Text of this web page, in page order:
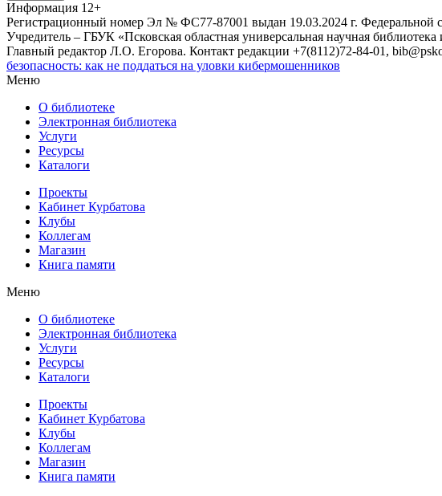
Информация 12+
Регистрационный номер Эл № ФС77-87001 выдан 19.03.2024 г. Федеральной
Учредитель – ГБУК «Псковская областная универсальная научная
Главный редактор Л.О. Егорова. Контакт редакции +7(8112)72-84-01,
безопасность: как не поддаться на уловки кибермошенников
Меню
О библиотеке
Электронная библиотека
Услуги
Ресурсы
Каталоги
Проекты
Кабинет Курбатова
Клубы
Коллегам
Магазин
Книга памяти
Меню
О библиотеке
Электронная библиотека
Услуги
Ресурсы
Каталоги
Проекты
Кабинет Курбатова
Клубы
Коллегам
Магазин
Книга памяти